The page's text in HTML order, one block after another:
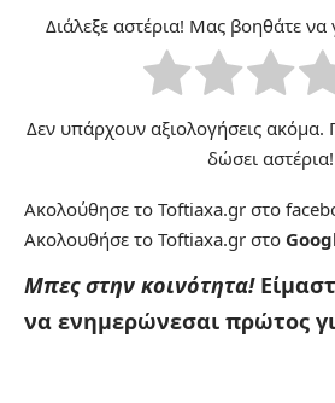
Διάλεξε αστέρια! Μας βοηθάτε να
Δεν υπάρχουν αξιολογήσεις
δώσει αστέρια!
Ακολούθησε το Toftiaxa.gr στο
Ακολουθήσε το Toftiaxa.gr στο
Μπες στην κοινότητα!
να ενημερώνεσαι πρώτος